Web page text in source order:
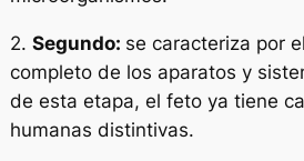
2. Segundo: se caracteriza por
completo de los aparatos y
de esta etapa, el feto ya tiene
humanas distintivas.